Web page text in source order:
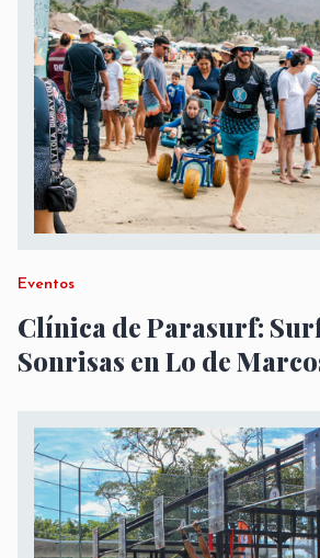
Eventos
Clínica de Parasurf:
Sonrisas en Lo de